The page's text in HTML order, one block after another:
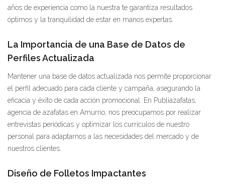
años de experiencia como la nuestra te garantiza resultados
óptimos y la tranquilidad de estar en manos expertas.
La Importancia de una Base de Datos de
Perfiles Actualizada
Mantener una base de datos actualizada nos permite proporcionar
el perfil adecuado para cada cliente y campaña, asegurando la
eficacia y éxito de cada acción promocional. En Publiazafatas,
agencia de azafatas en Amurrio, nos preocupamos por realizar
entrevistas periódicas y optimizar los currículos de nuestro
personal para adaptarnos a las necesidades del mercado y de
nuestros clientes.
Diseño de Folletos Impactantes